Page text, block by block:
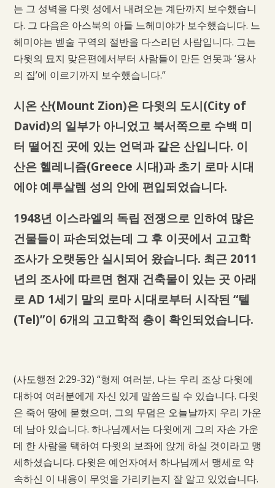
는 그 성벽을 다윗 성에서 내려오는 계단까지 보수했습니
다. 그 다음은 아스북의 아들 느헤미야가 보수했습니다. 느
헤미야는 벧술 구역의 절반을 다스리던 사람입니다. 그는
다윗의 묘지 맞은편에서부터 사람들이 만든 연못과 ‘용사
의 집’에 이르기까지 보수했습니다.”
시온 산(Mount Zion)은 다윗의 도시(City of
David)의 일부가 아니었고 북서쪽으로 수백 미
터 떨어진 곳에 있는 언덕과 같은 산입니다. 이
산은 헬레니즘(Greece 시대)과 초기 로마 시대
에야 예루살렘 성의 안에 편입되었습니다.
1948년 이스라엘의 독립 전쟁으로 인하여 많은
건물들이 파손되었는데 그 후 이곳에서 고고학
조사가 오랫동안 실시되어 왔습니다. 최근 2011
년의 조사에 따르면 현재 건축물이 있는 곳 아래
로 AD 1세기 말의 로마 시대로부터 시작된 “텔
(Tel)”이 6개의 고고학적 층이 확인되었습니다.
(사도행전 2:29-32) “형제 여러분, 나는 우리 조상 다윗에
대하여 여러분에게 자신 있게 말씀드릴 수 있습니다. 다윗
은 죽어 땅에 묻혔으며, 그의 무덤은 오늘날까지 우리 가운
데 남아 있습니다. 하나님께서는 다윗에게 그의 자손 가운
데 한 사람을 택하여 다윗의 보좌에 앉게 하실 것이라고 맹
세하셨습니다. 다윗은 예언자여서 하나님께서 맹세로 약
속하신 이 내용이 무엇을 가리키는지 잘 알고 있었습니다.